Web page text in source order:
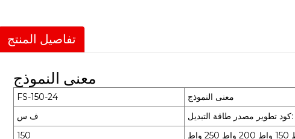
تفاصيل المنتج
معنى النموذج
FS-150-24
معنى النموذج
ف س
150